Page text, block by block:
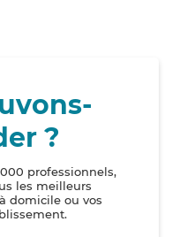
?
professionnels,
les meilleurs
domicile ou vos